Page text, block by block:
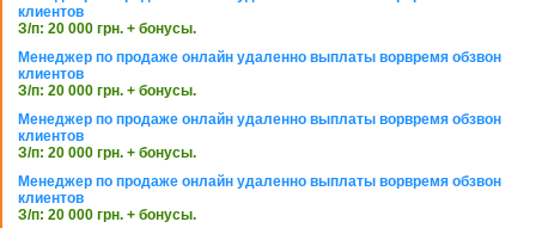
клиентов
З/п: 20 000 грн. + бонусы.
Менеджер по продаже онлайн удаленно выплаты ворвремя обзвон
клиентов
З/п: 20 000 грн. + бонусы.
Менеджер по продаже онлайн удаленно выплаты ворвремя обзвон
клиентов
З/п: 20 000 грн. + бонусы.
Менеджер по продаже онлайн удаленно выплаты ворвремя обзвон
клиентов
З/п: 20 000 грн. + бонусы.